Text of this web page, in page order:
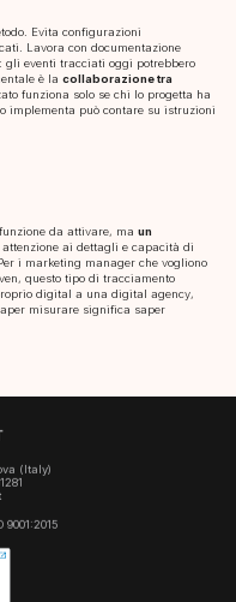
Evita configurazioni
Lavora con documentazione
eventi tracciati oggi potrebbero
è lacollaborazione tra
funziona solo se chi lo progetta ha
implementa può contare su istruzioni
funzione da attivare, maun
ai dettagli e capacità di
i marketing manager che vogliono
questo tipo di tracciamento
digital a una digital agency,
misurare significa saper
(Italy)